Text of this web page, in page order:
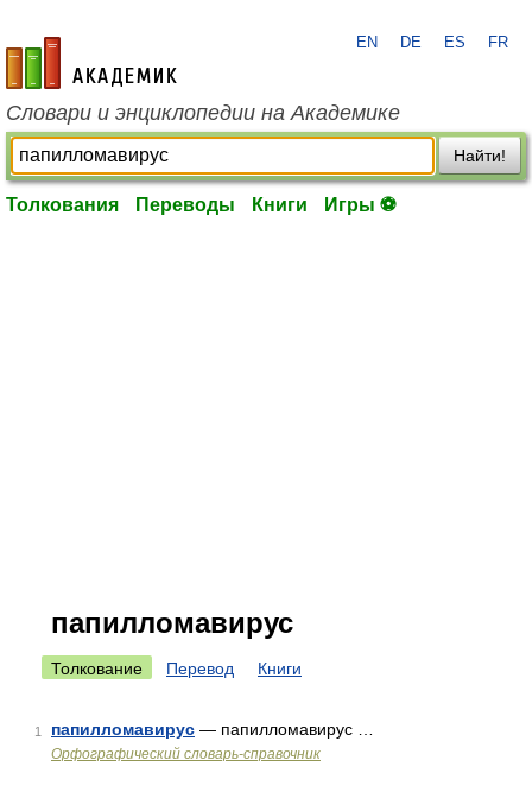
academic.ru
EN DE ES FR
Словари и энциклопедии на Академике
Найти!
Толкования Переводы Книги Игры ⚽
папилломавирус
Толкование Перевод Книги
1 папилломавирус — папилломавирус …
Орфографический словарь-справочник